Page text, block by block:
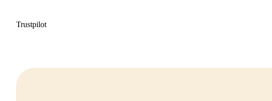
Trustpilot